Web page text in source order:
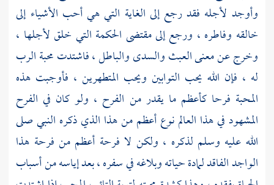
وأوجد لأجله فقد رجع إلى الغاية التي هي أحب الأشياء إلى
خالقه وفاطره ، ورجع إلى مقتضى الحكمة التي خلق لأجلها ،
وخرج عن معنى العبث والسدى والباطل ، فاشتدت محبة الرب
له ، فإن الله يحب التوابين ويحب المتطهرين ، فأوجبت هذه
المحبة فرحا كأعظم ما يقدر من الفرح ، ولو كان في الفرح
المشهود في هذا العالم نوع أعظم من هذا الذي ذكره النبي صلى
الله عليه وسلم لذكره ، ولكن لا فرحة أعظم من فرحة هذا
الواجد الفاقد لمادة حياته وبلاغه في سفره ، بعد إياسه من أسباب